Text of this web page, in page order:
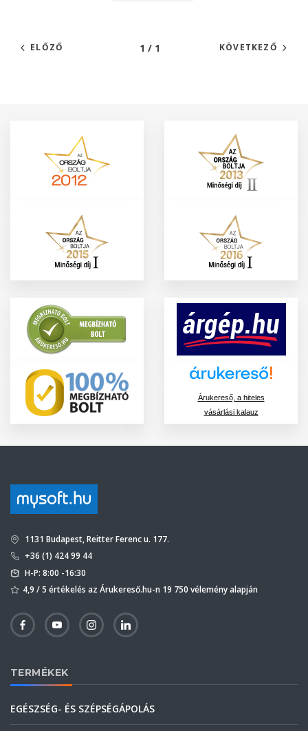
ELŐZŐ 1 / 1 KÖVETKEZŐ
Árukereső, a hiteles
vásárlási kalauz
1131 Budapest, Reitter Ferenc u. 177.
+36 (1) 424 99 44
H-P: 8:00 -16:30
4,9 / 5 értékelés az Árukereső.hu-n 19 750 vélemény alapján
TERMÉKEK
EGÉSZSÉG- ÉS SZÉPSÉGÁPOLÁS